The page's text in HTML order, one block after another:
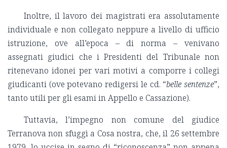
Inoltre, il lavoro dei magistrati era assolutamente
individuale e non collegato neppure a livello di ufficio
istruzione, ove all’epoca – di norma – venivano
assegnati giudici che i Presidenti del Tribunale non
ritenevano idonei per vari motivi a comporre i collegi
giudicanti (ove potevano redigersi le cd. “belle sentenze”,
tanto utili per gli esami in Appello e Cassazione).
Tuttavia, l’impegno non comune del giudice
Terranova non sfuggì a Cosa nostra, che, il 26 settembre